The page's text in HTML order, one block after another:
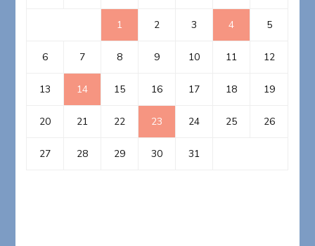
1 2 3 4 5
6 7 8 9 10 11 12
13 14 15 16 17 18 19
20 21 22 23 24 25 26
27 28 29 30 31